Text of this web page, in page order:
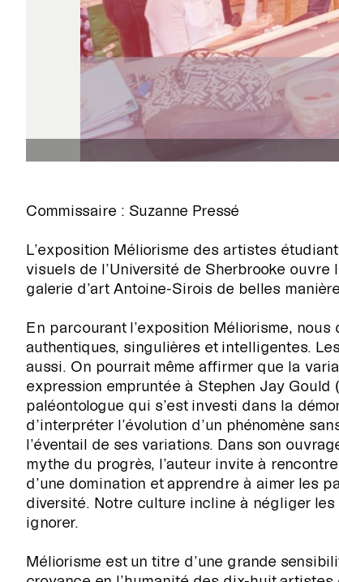
RECHERCHE

Commissaire : Suzanne Pressé
L’exposition Méliorisme des artistes
visuels de l’Université de Sherbrooke ouvre
galerie d’art Antoine-Sirois de belles
En parcourant l’exposition Méliorisme,
authentiques, singulières et intelligentes.
aussi. On pourrait même affirmer que la
expression empruntée à Stephen Jay Gould
paléontologue qui s’est investi dans la
d’interpréter l’évolution d’un phénomène
l’éventail de ses variations. Dans son
mythe du progrès, l’auteur invite à
d’une domination et apprendre à aimer les
diversité. Notre culture incline à négliger
ignorer.
Méliorisme est un titre d’une grande